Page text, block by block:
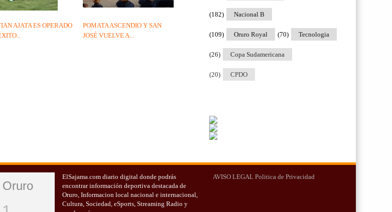
POMATA ASCENDIO Y SAN
JOSÉ VUELVE A...
AJATA ES OPERADO
Nacional B
(182)
Oruro Royal
(109) Tecnologia
(70)
Copa Sudamericana
(26)
CPDO
(20)
ElSajama.com diario digital donde podrás
encontrar información deportiva destacada de
Oruro, Informacion local nacional e internacional,
Cultura, Sociedad, eSports, Streaming Radio y
AVISO LEGAL Politica de Privacidad